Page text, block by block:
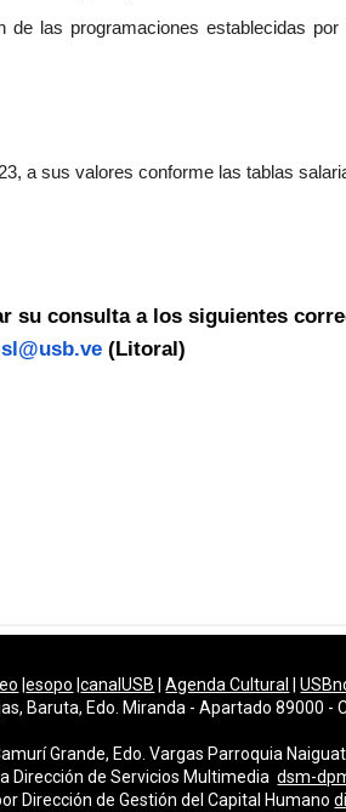
las programaciones establecidas
a sus valores conforme las tablas
su consulta a los siguientes
(Litoral)
|esopo |canalUSB |Agenda Cultural |
Baruta, Edo. Miranda - Apartado 89000 -
Grande, Edo. Vargas Parroquia
Dirección de Servicios Multimediadsm-
Dirección de Gestión del Capital Humano